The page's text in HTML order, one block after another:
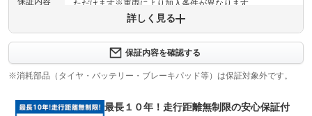
ただけます※車両により加入条件が異なります
保証項目
３ヶ月・３０００ｋｍ以内ならエンジン、トランスミッシ
ョン、ハイブリッド、ステアリング、ブレーキの各機構に
おける主要項目を無償修理（または交換）いたします。
修理回数 無制限
詳しく見る
保証内容を確認する
※消耗部品（タイヤ・バッテリー・ブレーキパッド等）は保証対象外です。
最長１０年！走行距離無制限の安心保証付